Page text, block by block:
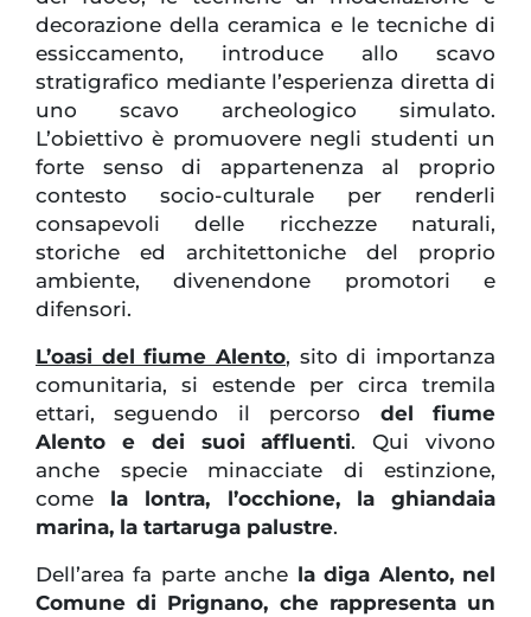
decorazione della ceramica e le tecniche di
essiccamento, introduce allo scavo
stratigrafico mediante l’esperienza diretta di
uno scavo archeologico simulato.
L’obiettivo è promuovere negli studenti un
forte senso di appartenenza al proprio
contesto socio-culturale per renderli
consapevoli delle ricchezze naturali,
storiche ed architettoniche del proprio
ambiente, divenendone promotori e
difensori.
L’oasi del fiume Alento, sito di importanza
comunitaria, si estende per circa tremila
ettari, seguendo il percorso del fiume
Alento e dei suoi affluenti. Qui vivono
anche specie minacciate di estinzione,
come la lontra, l’occhione, la ghiandaia
marina, la tartaruga palustre.
Dell’area fa parte anche la diga Alento, nel
Comune di Prignano, che rappresenta un